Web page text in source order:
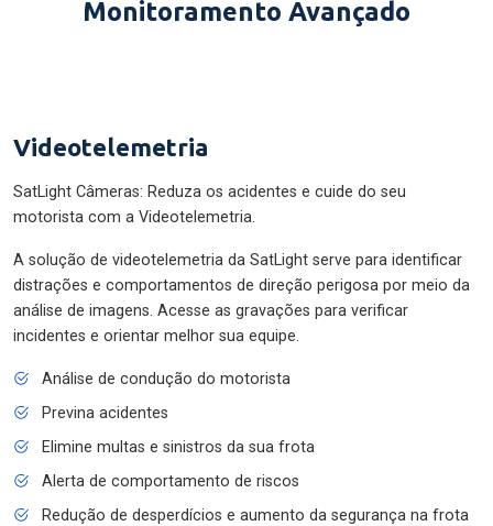
Monitoramento Avançado
Videotelemetria
SatLight Câmeras: Reduza os acidentes e cuide do seu
motorista com a Videotelemetria.
A solução de videotelemetria da SatLight serve para identificar
distrações e comportamentos de direção perigosa por meio da
análise de imagens. Acesse as gravações para verificar
incidentes e orientar melhor sua equipe.
Análise de condução do motorista
Previna acidentes
Elimine multas e sinistros da sua frota
Alerta de comportamento de riscos
Redução de desperdícios e aumento da segurança na frota